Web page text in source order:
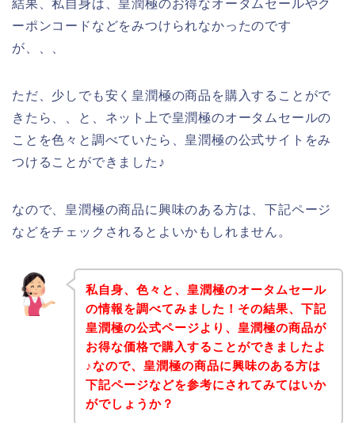
結果、私自身は、皇潤極のお得なオータムセールやク
ーポンコードなどをみつけられなかったのです
が、、、
ただ、少しでも安く皇潤極の商品を購入することがで
きたら、、と、ネット上で皇潤極のオータムセールの
ことを色々と調べていたら、皇潤極の公式サイトをみ
つけることができました♪
なので、皇潤極の商品に興味のある方は、下記ページ
などをチェックされるとよいかもしれません。
私自身、色々と、皇潤極のオータムセール
の情報を調べてみました！その結果、下記
皇潤極の公式ページより、皇潤極の商品が
お得な価格で購入することができましたよ
♪なので、皇潤極の商品に興味のある方は
下記ページなどを参考にされてみてはいか
がでしょうか？